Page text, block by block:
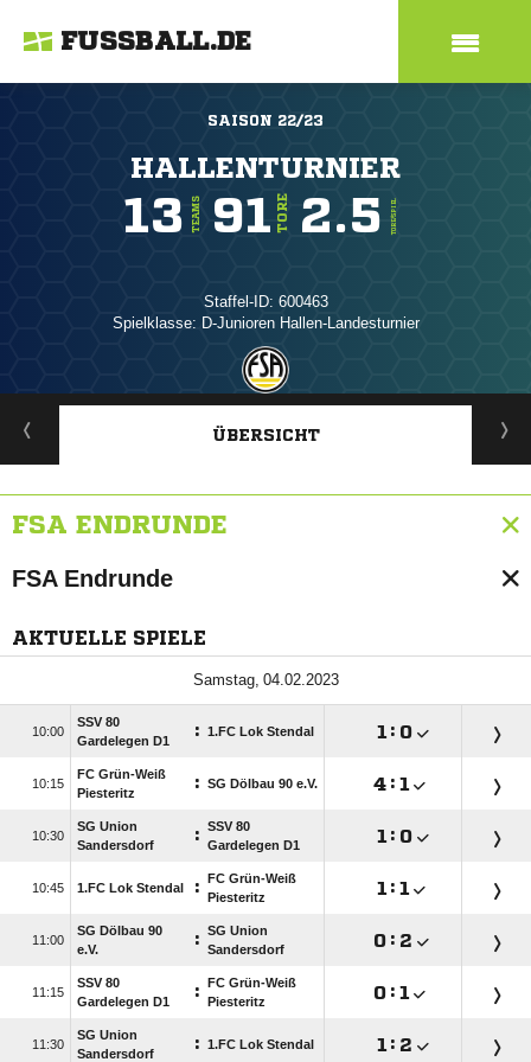
FUSSBALL.DE
SAISON 22/23
HALLENTURNIER
13 TEAMS 91TORE 2.5 TORE/SPIEL
Staffel-ID: 600463
Spielklasse: D-Junioren Hallen-Landesturnier
ANZEIGE
ÜBERSICHT
FSA ENDRUNDE
FSA Endrunde
AKTUELLE SPIELE
 

SSV 80
Gardelegen D1
: 1.FC Lok Stendal  : 

FC Grün-Weiß
Piesteritz
: SG Dölbau 90 e.V.  : 

SG Union
Sandersdorf
: SSV 80
Gardelegen D1
 : 
 1.FC Lok Stendal : FC Grün-Weiß
Piesteritz
 : 

SG Dölbau 90
e.V.
: SG Union
Sandersdorf
 : 

SSV 80
Gardelegen D1
: FC Grün-Weiß
Piesteritz
 : 

SG Union
Sandersdorf
: 1.FC Lok Stendal  : 